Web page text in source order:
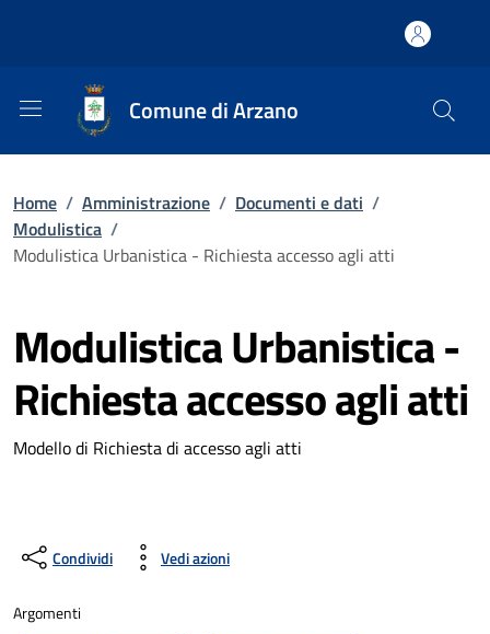
Comune di Arzano
Home / Amministrazione / Documenti e dati /
Modulistica /
Modulistica Urbanistica - Richiesta accesso agli atti
Modulistica Urbanistica -
Richiesta accesso agli atti
Modello di Richiesta di accesso agli atti
Condividi Vedi azioni
Argomenti